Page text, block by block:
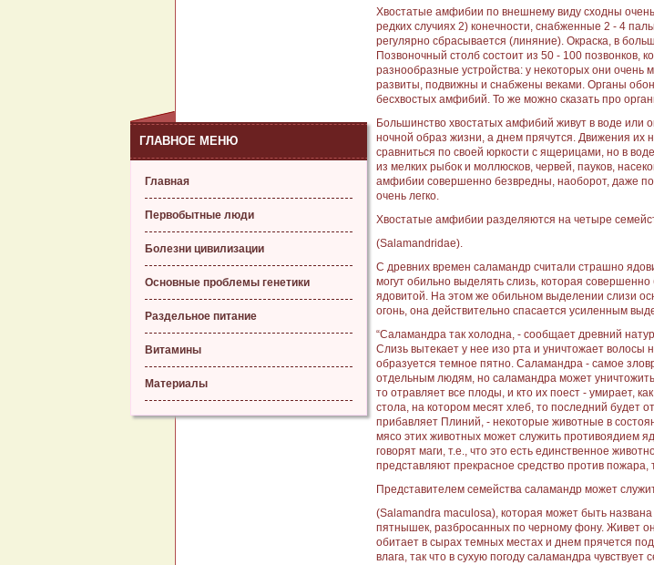
ГЛАВНОЕ МЕНЮ
Главная
Первобытные люди
Болезни цивилизации
Основные проблемы генетики
Раздельное питание
Витамины
Материалы
Хвостатые амфибии по внешнему виду сходны
редких случиях 2) конечности, снабженные 2 - 4
регулярно сбрасывается (линяние). Окраска, в
Позвоночный столб состоит из 50 - 100
разнообразные устройства: у некоторых они очень
развиты, подвижны и снабжены веками. Органы
бесхвостых амфибий. То же можно сказать про
Большинство хвостатых амфибий живут в воде или
ночной образ жизни, а днем прячутся. Движения
сравниться по своей юркости с ящерицами, но в
из мелких рыбок и моллюсков, червей, пауков,
амфибии совершенно безвредны, наоборот, даже
очень легко.
Хвостатые амфибии разделяются на четыре
(Salamandridae).
С древних времен саламандр считали страшно
могут обильно выделять слизь, которая
ядовитой. На этом же обильном выделении слизи
огонь, она действительно спасается усиленным
“Саламандра так холодна, - сообщает древний
Слизь вытекает у нее изо рта и уничтожает волосы
образуется темное пятно. Саламандра - самое
отдельным людям, но саламандра может
то отравляет все плоды, и кто их поест - умирает,
стола, на котором месят хлеб, то последний будет
прибавляет Плиний, - некоторые животные в
мясо этих животных может служить противоядием
говорят маги, т.е., что это есть единственное
представляют прекрасное средство против
Представителем семейства саламандр может
(Salamandra maculosa), которая может быть
пятнышек, разбросанных по черному фону. Живет
обитает в сырах темных местах и днем прячется
влага, так что в сухую погоду саламандра